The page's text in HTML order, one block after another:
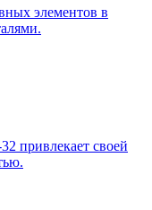
элементов в
привлекает своей